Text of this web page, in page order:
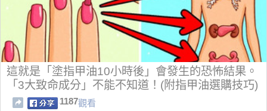
這就是「塗指甲油10小時後」會發生的恐怖結果。
「3大致命成分」不能不知道！(附指甲油選購技巧)
1187觀看